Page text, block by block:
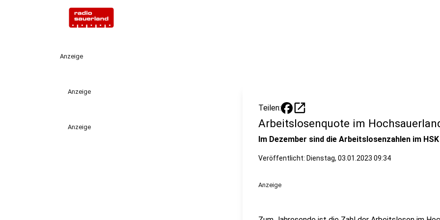
Anzeige
Anzeige
Anzeige
Teilen: open_in_new
Arbeitslosenquote im
Im Dezember sind die Arbeitslosenzahlen im
Veröffentlicht: Dienstag, 03.01.2023 09:34
Anzeige